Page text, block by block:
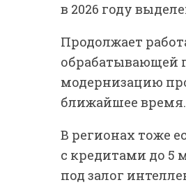
в 2026 году
Продолжает
обрабатывающей
модернизацию
ближайшее время.
В регионах тоже
с кредитами до 5
под залог